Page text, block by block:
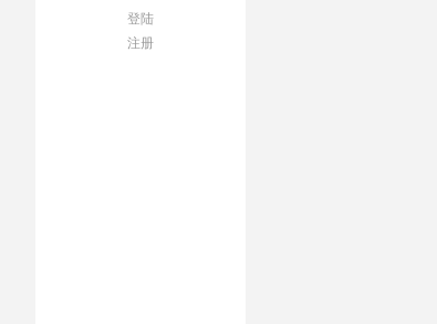
登陆
注册